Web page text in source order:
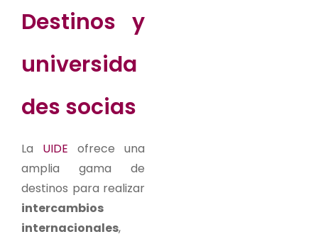
Destinos y
universida
des socias
La UIDE ofrece una
amplia gama de
destinos para realizar
intercambios
internacionales,